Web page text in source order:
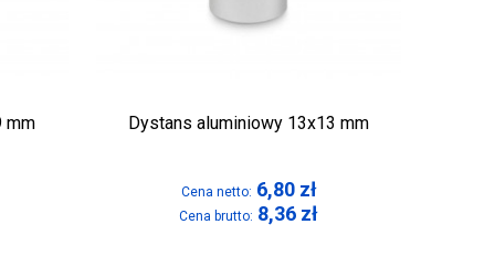
mm Dystans aluminiowy 13x13 mm
Cena netto: 6,80 zł
Cena brutto: 8,36 zł